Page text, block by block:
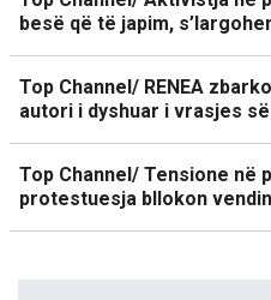
besë që të japim,
Top Channel/ RENEA
autori i dyshuar i vrasjes
Top Channel/ Tensione në
protestuesja bllokon